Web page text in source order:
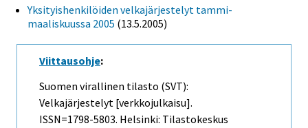
Yksityishenkilöiden velkajärjestelyt tammi-
maaliskuussa 2005 (13.5.2005)
Viittausohje:
Suomen virallinen tilasto (SVT):
Velkajärjestelyt [verkkojulkaisu].
ISSN=1798-5803. Helsinki: Tilastokeskus